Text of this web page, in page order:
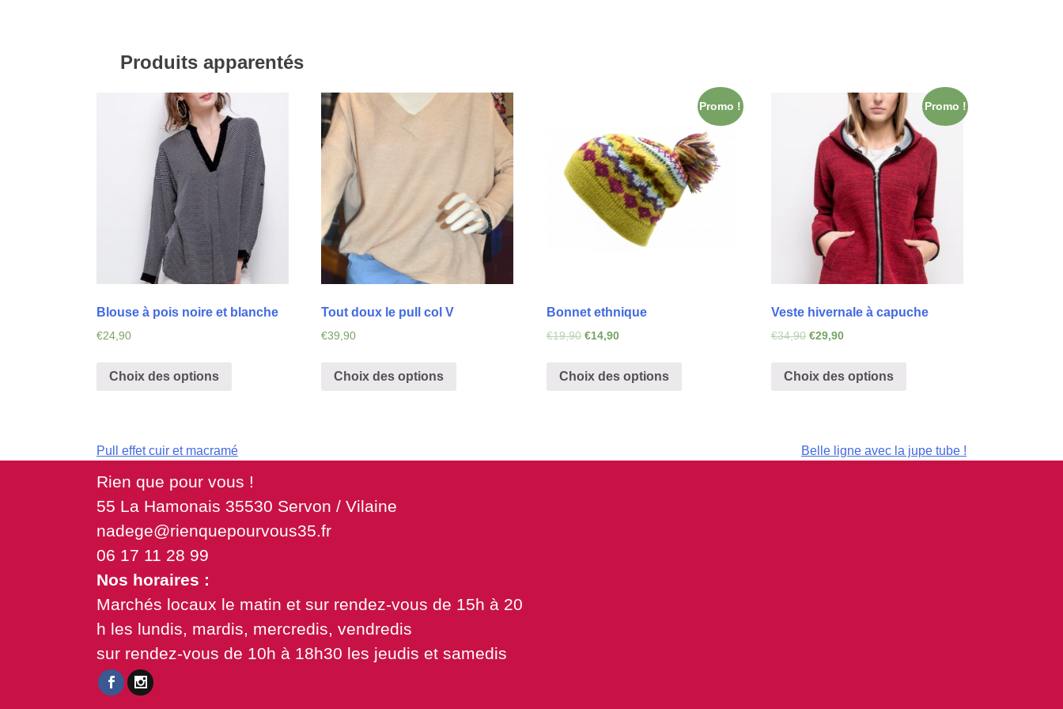
Produits apparentés
Blouse à pois noire et blanche
€24,90
Choix des options
Tout doux le pull col V
€39,90
Choix des options
Promo !
Bonnet ethnique
€19,90 €14,90
Choix des options
Promo !
Veste hivernale à capuche
€34,90 €29,90
Choix des options
Navigation
de
l’article
Pull effet cuir et macramé Belle ligne avec la jupe tube !
Rien que pour vous !
55 La Hamonais 35530 Servon / Vilaine
nadege@rienquepourvous35.fr
06 17 11 28 99
Nos horaires :
Marchés locaux le matin et sur rendez-vous de 15h à 20
h les lundis, mardis, mercredis, vendredis
sur rendez-vous de 10h à 18h30 les jeudis et samedis